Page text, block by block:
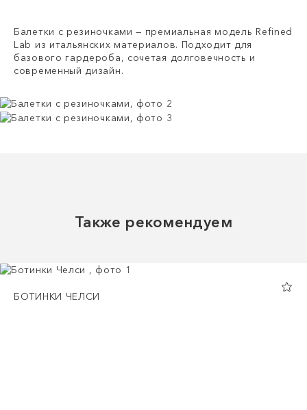
Балетки с резиночками — премиальная модель Refined
Lab из итальянских материалов. Подходит для
базового гардероба, сочетая долговечность и
современный дизайн.
Также рекомендуем
БОТИНКИ ЧЕЛСИ